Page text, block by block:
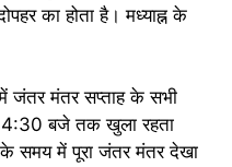
का होता है। मध्याह्न के
जंतर मंतर सप्ताह के सभी
बजे तक खुला रहता
समय में पूरा जंतर मंतर देखा